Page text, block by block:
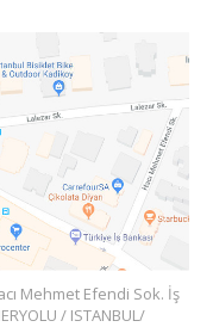
Mehmet Efendi Sok. İş
/ ISTANBUL/